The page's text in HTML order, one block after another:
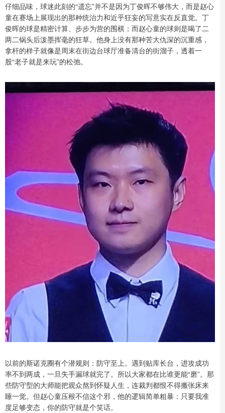
仔细品味，球迷此刻的“遗忘”并不是因为丁俊晖不够伟大，而是赵心
童在赛场上展现出的那种统治力和近乎狂妄的写意实在反直觉。丁
俊晖的球是精密计算、步步为营的围棋；而赵心童的球则是喝了二
两二锅头后泼墨挥毫的狂草。他身上没有那种苦大仇深的沉重感，
拿杆的样子就像是周末在街边台球厅准备清台的街溜子，透着一
股“老子就是来玩”的松弛。
以前的斯诺克圈有个潜规则：防守至上。遇到贴库长台，进攻成功
率不到两成，一旦失手漏球就完了。所以大家都在比谁更能“磨”。那
些防守型的大师能把观众熬到怀疑人生，连裁判都恨不得搬张床来
睡一觉。但赵心童压根不信这个邪，他的逻辑简单粗暴：只要我准
度足够变态，你的防守就是个笑话。